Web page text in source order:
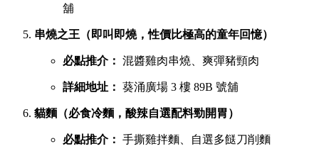
舖
串燒之王（即叫即燒，性價比極高的童年回憶）
必點推介： 混醬雞肉串燒、爽彈豬頸肉
詳細地址： 葵涌廣場 3 樓 89B 號舖
貓麵（必食冷麵，酸辣自選配料勁開胃）
必點推介： 手撕雞拌麵、自選多餸刀削麵